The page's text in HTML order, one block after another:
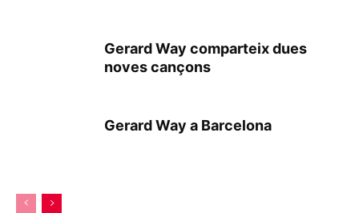
Gerard Way comparteix dues
noves cançons
Gerard Way a Barcelona